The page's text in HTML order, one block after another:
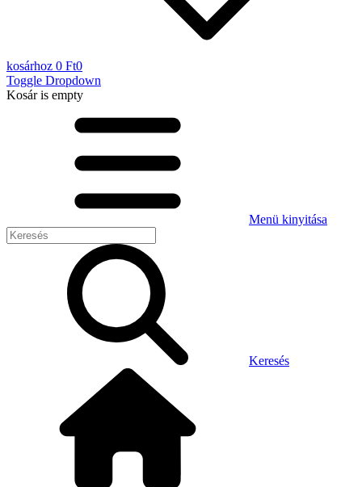
kosárhoz 0 Ft0
Toggle Dropdown
Kosáris empty
Menü kinyitása
Keresés